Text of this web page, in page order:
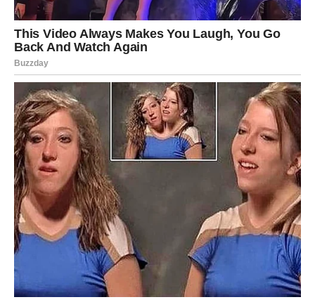
Pokušajte pronaći nekoliko trenutaka samo za sebe.
Kratka šetnja, razgovor sa dragom osobom ili malo više
sna pomoći će vam da sačuvate dobro raspoloženje.
Unutrašnji mir biće jednako važan kao i fizička snaga.
Poruka zvijezda za kraj
Sutra vam donosi mnogo više nego što sada možete
pretpostaviti. Pred vama su važni razgovori, lijepe vijesti,
zanimljive prilike i mogućnost da napravite korak koji će
pozitivno uticati na vašu budućnost.
Zvijezde vam poručuju da vjerujete sebi, da ne odustajete
od svojih ciljeva i da pažljivo slušate poruke koje vam